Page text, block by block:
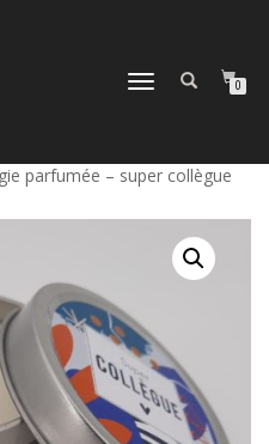
DÉPLIER
0
parfumée – super collègue